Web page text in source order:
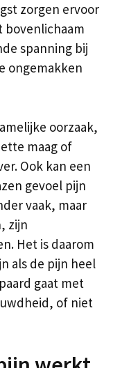
zorgen ervoor
bovenlichaam
spanning bij
ongemakken
oorzaak,
maag of
Ook kan een
gevoel pijn
vaak, maar
zijn
Het is daarom
als de pijn heel
gaat met
of niet